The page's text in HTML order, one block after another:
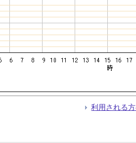
利用される